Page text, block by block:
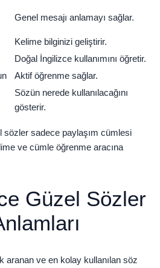
Genel mesajı anlamayı sağlar.
Kelime bilginizi geliştirir.
Doğal İngilizce kullanımını öğretir.
Aktif öğrenme sağlar.
Sözün nerede kullanılacağını
gösterir.
sözler sadece paylaşım cümlesi
ve cümle öğrenme aracına
Güzel Sözler
aranan ve en kolay kullanılan söz